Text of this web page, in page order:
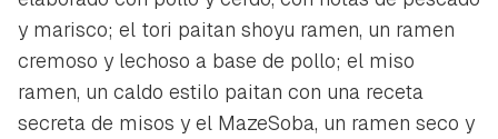
y marisco; el tori paitan shoyu ramen, un ramen
cremoso y lechoso a base de pollo; el miso
ramen, un caldo estilo paitan con una receta
secreta de misos y el MazeSoba, un ramen seco y